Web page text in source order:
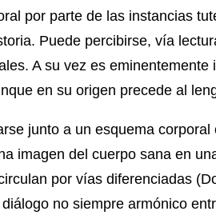
por parte de las instancias
Puede percibirse, vía
A su vez es eminentemente
en su origen precede al
junto a un esquema
imagen del cuerpo sana en
por vías diferenciadas
no siempre armónico